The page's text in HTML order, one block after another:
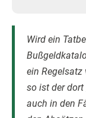
Wird ein
ein Regelsatz
so ist der dort
auch in den